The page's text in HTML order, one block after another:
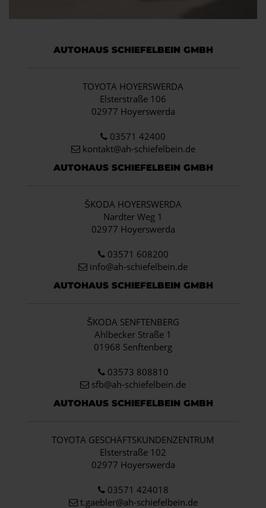
AUTOHAUS SCHIEFELBEIN GMBH
TOYOTA HOYERSWERDA
Elsterstraße 106
02977 Hoyerswerda
03571 42400
kontakt@ah-schiefelbein.de
AUTOHAUS SCHIEFELBEIN GMBH
ŠKODA HOYERSWERDA
Nardter Weg 1
02977 Hoyerswerda
03571 608200
info@ah-schiefelbein.de
AUTOHAUS SCHIEFELBEIN GMBH
ŠKODA SENFTENBERG
Ahlbecker Straße 1
01968 Senftenberg
03573 808810
sfb@ah-schiefelbein.de
AUTOHAUS SCHIEFELBEIN GMBH
TOYOTA GESCHÄFTSKUNDENZENTRUM
Elsterstraße 102
02977 Hoyerswerda
03571 424018
t.gaebler@ah-schiefelbein.de